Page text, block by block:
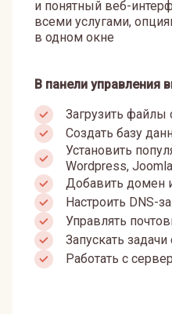
и понятный веб-
всеми услугами,
в одном окне
В панели управления
Загрузить файлы
Создать базу
Установить
Wordpress,
Добавить домен
Настроить DNS-
Управлять
Запускать задачи
Работать с